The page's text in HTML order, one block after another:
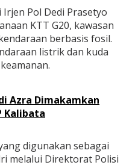
Pol Dedi Prasetyo
KTT G20, kawasan
berbasis fosil.
listrik dan kuda
Azra Dimakamkan
Kalibata
digunakan sebagai
melalui Direktorat Polisi